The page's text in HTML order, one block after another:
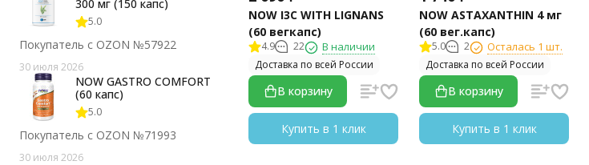
NOW I3C WITH LIGNANS
(60 вегкапс)
4.9 22 В наличии
Доставка по всей России
В корзину
Купить в 1 клик
NOW ASTAXANTHIN 4 мг
(60 вег.капс)
5.0 2 Осталась 1 шт.
Доставка по всей России
В корзину
Купить в 1 клик
300 мг (150 капс)
5.0
Покупатель с OZON №57922
30 июля 2026
NOW GASTRO COMFORT
(60 капс)
5.0
Покупатель с OZON №71993
30 июля 2026